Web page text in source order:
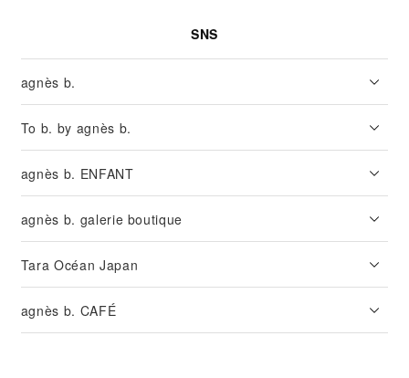
SNS
agnès b.
To b. by agnès b.
agnès b. ENFANT
agnès b. galerie boutique
Tara Océan Japan
agnès b. CAFÉ